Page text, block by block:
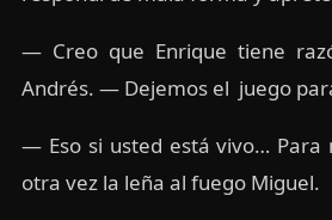
— Creo que Enrique tiene
Andrés. — Dejemos el juego
— Eso si usted está vivo…
otra vez la leña al fuego Miguel.